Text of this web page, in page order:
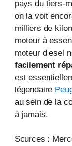
pays du tiers-
on la voit
milliers de
moteur à
moteur diesel
facilement
est
légendaire
au sein de la
à jamais.
Sources :